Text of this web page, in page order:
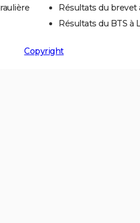
Résultats du brevet
Résultats du BTS à
Copyright